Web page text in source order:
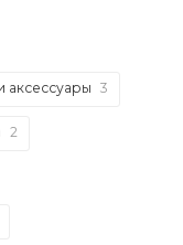
аксессуары 3
2